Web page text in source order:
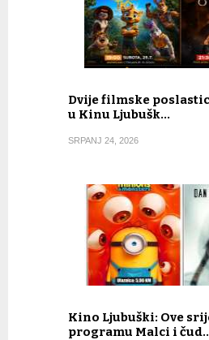
Dvije filmske
u Kinu Ljubušk…
SRPANJ 24, 2026
Kino Ljubuški: Ove
programu Malci i